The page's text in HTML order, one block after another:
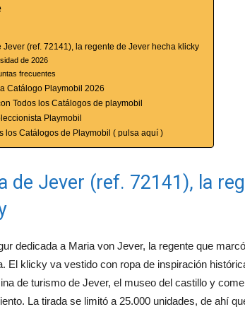
Jever (ref. 72141), la regente de Jever hecha klicky
de 2026
frecuentes
Catálogo Playmobil 2026
Todos los Catálogos de playmobil
Playmobil
los Catálogos de Playmobil ( pulsa aquí )
de Jever (ref. 72141), la
dedicada a Maria von Jever, la regente que
El klicky va vestido con ropa de inspiración
de turismo de Jever, el museo del castillo y
La tirada se limitó a 25.000 unidades, de ahí